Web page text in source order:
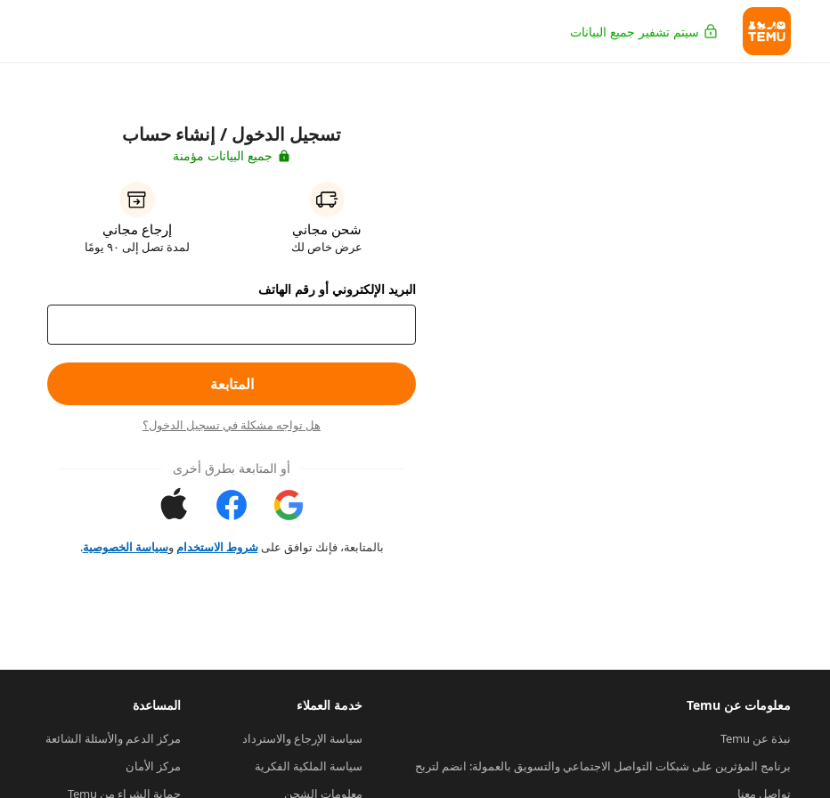
سيتم تشفير جميع البيانات
تسجيل الدخول / إنشاء حساب
جميع البيانات مؤمنة
شحن مجاني
عرض خاص لك
إرجاع مجاني
لمدة تصل إلى ٩٠ يومًا
البريد الإلكتروني أو رقم الهاتف
المتابعة
هل تواجه مشكلة في تسجيل الدخول؟
أو المتابعة بطرق أخرى
بالمتابعة، فإنك توافق علىشروط الاستخدام وسياسة الخصوصية.
معلومات عن Temu
نبذة عن Temu
برنامج المؤثرين على شبكات التواصل الاجتماعي والتسويق بالعمولة: انضم لتربح
تواصل معنا
خدمة العملاء
سياسة الإرجاع والاسترداد
سياسة الملكية الفكرية
معلومات الشحن
المساعدة
مركز الدعم والأسئلة الشائعة
مركز الأمان
حماية الشراء من Temu